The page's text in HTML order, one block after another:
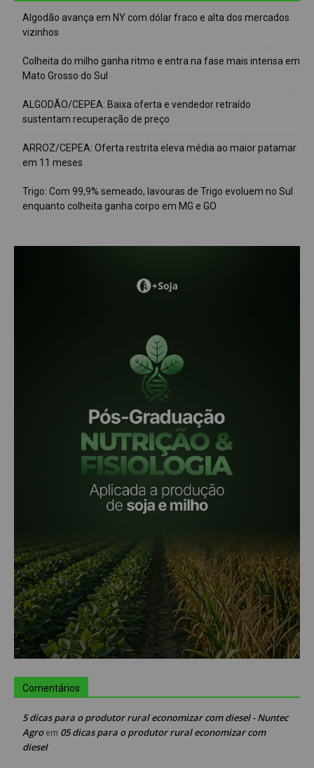
Algodão avança em NY com dólar fraco e alta dos mercados
vizinhos
Colheita do milho ganha ritmo e entra na fase mais intensa em
Mato Grosso do Sul
ALGODÃO/CEPEA: Baixa oferta e vendedor retraído
sustentam recuperação de preço
ARROZ/CEPEA: Oferta restrita eleva média ao maior patamar
em 11 meses
Trigo: Com 99,9% semeado, lavouras de Trigo evoluem no Sul
enquanto colheita ganha corpo em MG e GO
Comentários
5 dicas para o produtor rural economizar com diesel - Nuntec
Agroem 05 dicas para o produtor rural economizar com
diesel